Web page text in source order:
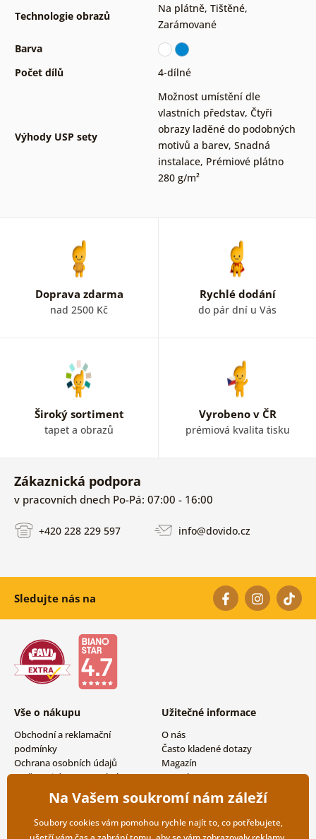
Technologie obrazů
Na plátně, Tištěné,
Zarámované
Barva
Počet dílů
4-dílné
Výhody USP sety
Možnost umístění dle
vlastních představ, Čtyři
obrazy laděné do podobných
motivů a barev, Snadná
instalace, Prémiové plátno
280 g/m²
Doprava zdarma
nad 2500 Kč
Rychlé dodání
do pár dní u Vás
Široký sortiment
tapet a obrazů
Vyrobeno v ČR
prémiová kvalita tisku
Zákaznická podpora
v pracovních dnech Po-Pá: 07:00 - 16:00
+420 228 229 597 info@dovido.cz
Sledujte nás na
Vše o nákupu
Obchodní a reklamační
podmínky
Ochrana osobních údajů
Možnosti dopravy a platby
Vrácení zboží
Užitečné informace
O nás
Často kladené dotazy
Magazín
Kontakty
Velkoobchodní spolupráce
Na Vašem soukromí nám záleží
Soubory cookies vám pomohou rychle najít to, co potřebujete,